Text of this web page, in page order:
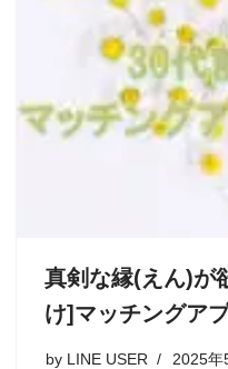
真剣な縁(えん)が
け]マッチングア
by LINE USER 2025年